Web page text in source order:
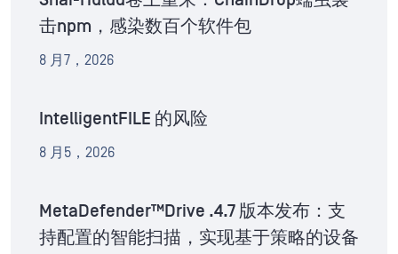
击npm，感染数百个软件包
8 月7，2026
IntelligentFILE 的风险
8 月5，2026
MetaDefender™Drive .4.7 版本发布：支
持配置的智能扫描，实现基于策略的设备